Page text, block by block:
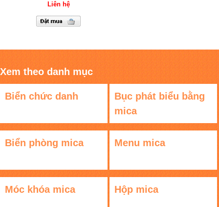
Liên hệ
Xem theo danh mục
Biển chức danh
Bục phát biểu bằng
mica
Biển phòng mica Menu mica
Móc khóa mica Hộp mica